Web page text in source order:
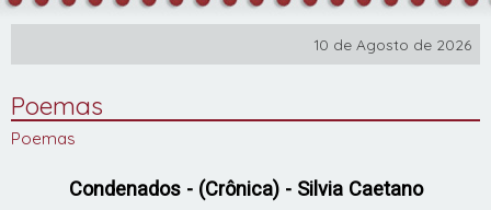
10 de Agosto de 2026
Poemas
Poemas
Condenados - (Crônica) - Silvia Caetano